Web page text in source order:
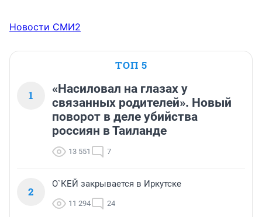
Новости СМИ2
ТОП 5
1
«Насиловал на глазах у
связанных родителей». Новый
поворот в деле убийства
россиян в Таиланде
13 551 7
2
О`КЕЙ закрывается в Иркутске
11 294 24